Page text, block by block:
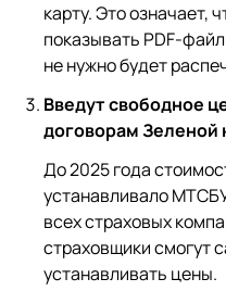
карту. Это означает,
показывать PDF-
не нужно будет
Введут свободное
договорам Зеленой
До 2025 года
устанавливало
всех страховых
страховщики смогут
устанавливать цены.